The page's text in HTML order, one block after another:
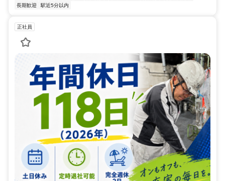
長期歓迎
駅近5分以内
正社員